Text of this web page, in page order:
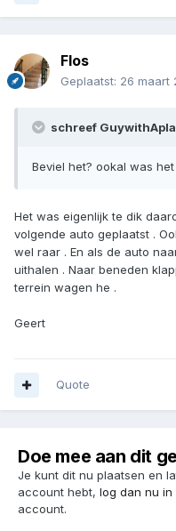
Flos
Geplaatst: 26 maart
schreef
Beviel het? ookal was
Het was eigenlijk te dik
volgende auto geplaatst .
wel raar . En als de auto
uithalen . Naar beneden
terrein wagen he .
Geert
Quote
Doe mee aan dit
Je kunt dit nu plaatsen en
account hebt, log dan nu in
account.